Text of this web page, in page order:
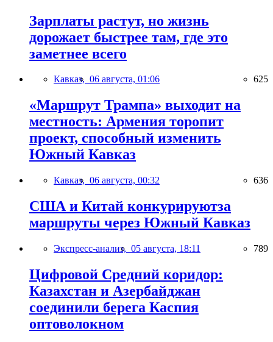
Зарплаты растут, но жизнь
дорожает быстрее там, где это
заметнее всего
Кавказ, 06 августа, 01:06 625
«Маршрут Трампа» выходит на
местность: Армения торопит
проект, способный изменить
Южный Кавказ
Кавказ, 06 августа, 00:32 636
США и Китай конкурируютза
маршруты через Южный Кавказ
Экспресс-анализ, 05 августа, 18:11 789
Цифровой Средний коридор:
Казахстан и Азербайджан
соединили берега Каспия
оптоволокном